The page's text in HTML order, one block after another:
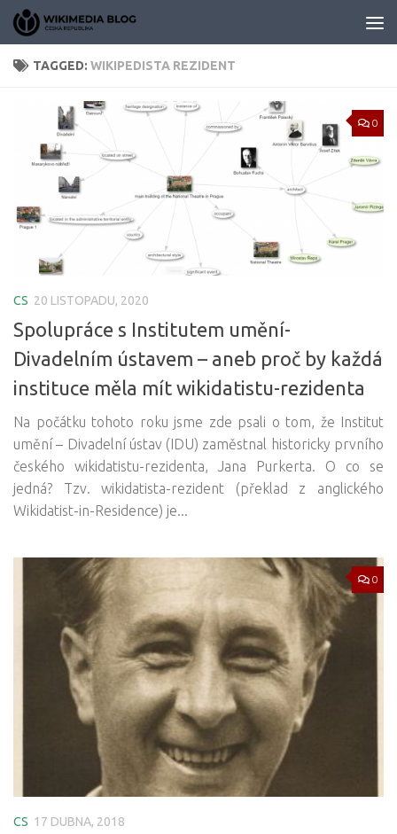
Skip to content
TAGGED: WIKIPEDISTA REZIDENT
0
CS 20 LISTOPADU, 2020
Spolupráce s Institutem umění-
Divadelním ústavem – aneb proč by každá
instituce měla mít wikidatistu-rezidenta
Na počátku tohoto roku jsme zde psali o tom, že Institut
umění – Divadelní ústav (IDU) zaměstnal historicky prvního
českého wikidatistu-rezidenta, Jana Purkerta. O co se
jedná? Tzv. wikidatista-rezident (překlad z anglického
Wikidatist-in-Residence) je...
0
CS 17 DUBNA, 2018